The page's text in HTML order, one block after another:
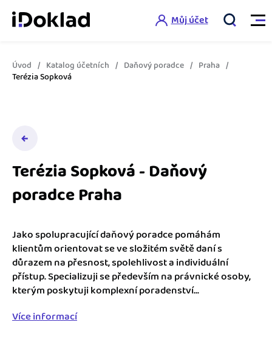
Vlastnosti
Správa kontaktů
Hlídání cashflow
Spolupráce s účetní
Propojení na další systémy
Spřátelené účetní
Katalog doplňků
Nápověda
Jak začít podnikat
Jak se vyznat ve fakturaci
Šablony faktur
Šablona pro plátce DPH
Šablona pro neplátce DPH
Registrovat ZDARMA
Můj účet
Úvod Katalog účetních Daňový poradce
Praha
Terézia Sopková
Terézia Sopková - Daňový
poradce Praha
Jako spolupracující daňový poradce pomáhám
klientům orientovat se ve složitém světě daní s
důrazem na přesnost, spolehlivost a individuální
přístup. Specializuji se především na právnické osoby,
kterým poskytuji komplexní poradenství...
Více informací